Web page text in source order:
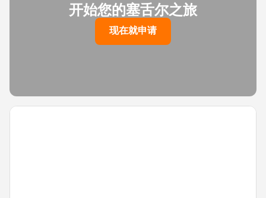
开始您的塞舌尔之旅
现在就申请